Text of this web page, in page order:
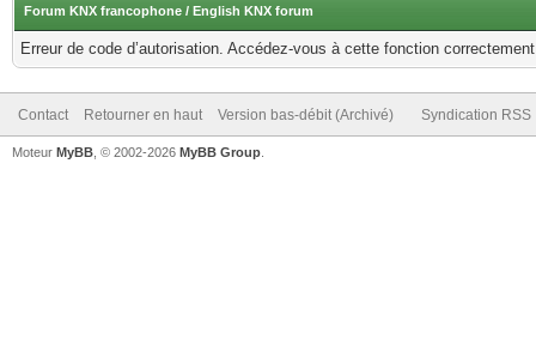
Forum KNX francophone / English KNX forum
Erreur de code d’autorisation. Accédez-vous à cette fonction
Contact Retourner en haut Version bas-débit (Archivé) Syndication RSS
Moteur MyBB , © 2002-2026 MyBB Group